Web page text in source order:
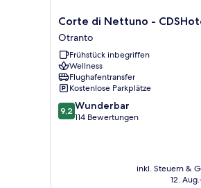
Corte
di
Nettuno
-
CDSHotels
Otranto
Corte di Nettuno -
Otranto
Frühstück inbegriffen
Wellness
Flughafentransfer
Kostenlose Parkplätze
9.2
von
9,2 Wunderbar
114 Bewertungen
inkl. Steuern &
12.